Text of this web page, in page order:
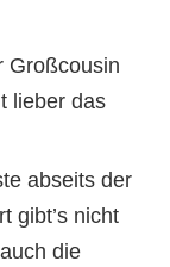
Großcousin
lieber das
abseits der
gibt’s nicht
die